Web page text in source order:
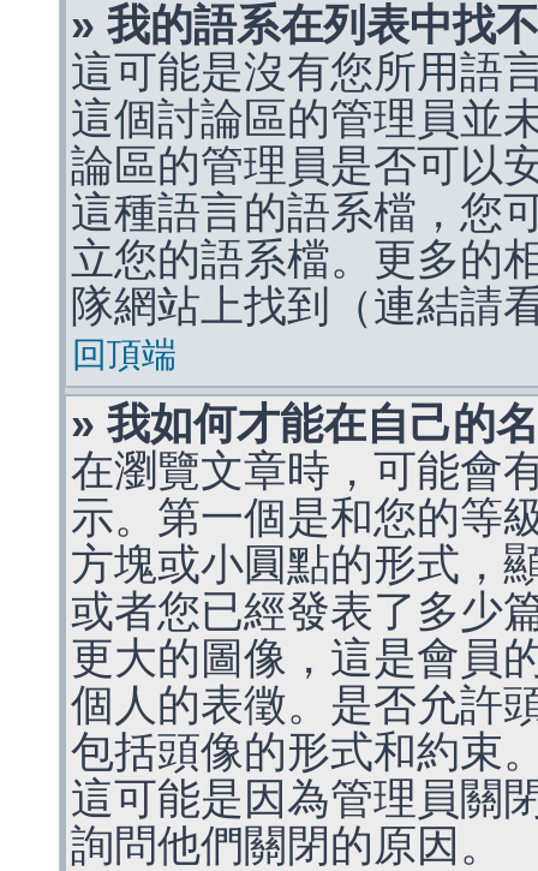
» 我的語系在列表中找
這可能是沒有您所用語
這個討論區的管理員並
論區的管理員是否可以
這種語言的語系檔，您
立您的語系檔。更多的
隊網站上找到（連結請
回頂端
» 我如何才能在自己的
在瀏覽文章時，可能會
示。第一個是和您的等
方塊或小圓點的形式，
或者您已經發表了多少
更大的圖像，這是會員
個人的表徵。是否允許
包括頭像的形式和約束
這可能是因為管理員關
詢問他們關閉的原因。